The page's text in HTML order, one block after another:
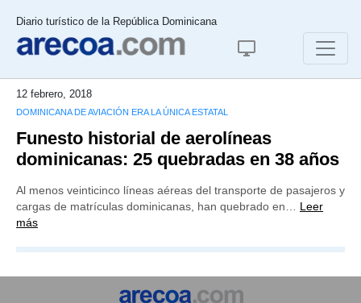
Diario turístico de la República Dominicana
12 febrero, 2018
DOMINICANA DE AVIACIÓN ERA LA ÚNICA ESTATAL
Funesto historial de aerolíneas
dominicanas: 25 quebradas en 38 años
Al menos veinticinco líneas aéreas del transporte de pasajeros y
cargas de matrículas dominicanas, han quebrado en… Leer
más